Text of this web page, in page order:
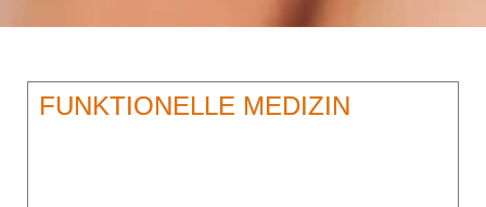
FUNKTIONELLE MEDIZIN